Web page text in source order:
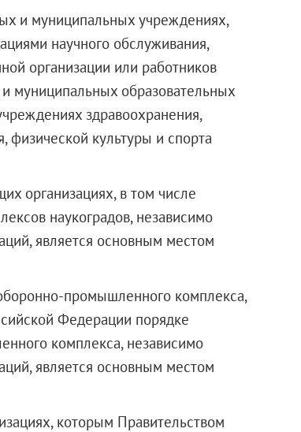
и муниципальных учреждениях,
научного обслуживания,
организации или работников
муниципальных образовательных
здравоохранения,
физической культуры и спорта
организациях, в том числе
наукоградов, независимо
является основным местом
промышленного комплекса,
Федерации порядке
комплекса, независимо
является основным местом
которым Правительством